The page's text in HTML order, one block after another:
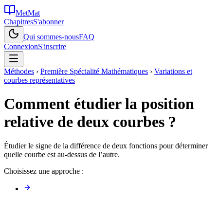
MetMat
ChapitresS'abonner
Qui sommes-nousFAQ
ConnexionS'inscrire
Méthodes › Première Spécialité Mathématiques › Variations et
courbes représentatives
Comment étudier la position
relative de deux courbes ?
Étudier le signe de la différence de deux fonctions pour déterminer
quelle courbe est au-dessus de l’autre.
Choisissez une approche :